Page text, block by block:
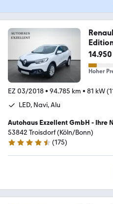
AT*BC
Hoher
EZ 03/2018• 94.785 km • 81 kW
LED, Navi, Alu
Autohaus Exzellent GmbH - Ihre
53842 Troisdorf (Köln/Bonn)
4.7 Sterne
(175)